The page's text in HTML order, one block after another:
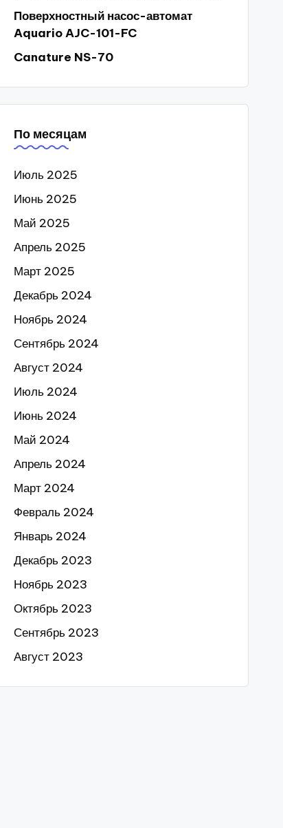
Поверхностный насос-автомат
Aquario AJC-101-FC
Canature NS-70
По месяцам
Июль 2025
Июнь 2025
Май 2025
Апрель 2025
Март 2025
Декабрь 2024
Ноябрь 2024
Сентябрь 2024
Август 2024
Июль 2024
Июнь 2024
Май 2024
Апрель 2024
Март 2024
Февраль 2024
Январь 2024
Декабрь 2023
Ноябрь 2023
Октябрь 2023
Сентябрь 2023
Август 2023